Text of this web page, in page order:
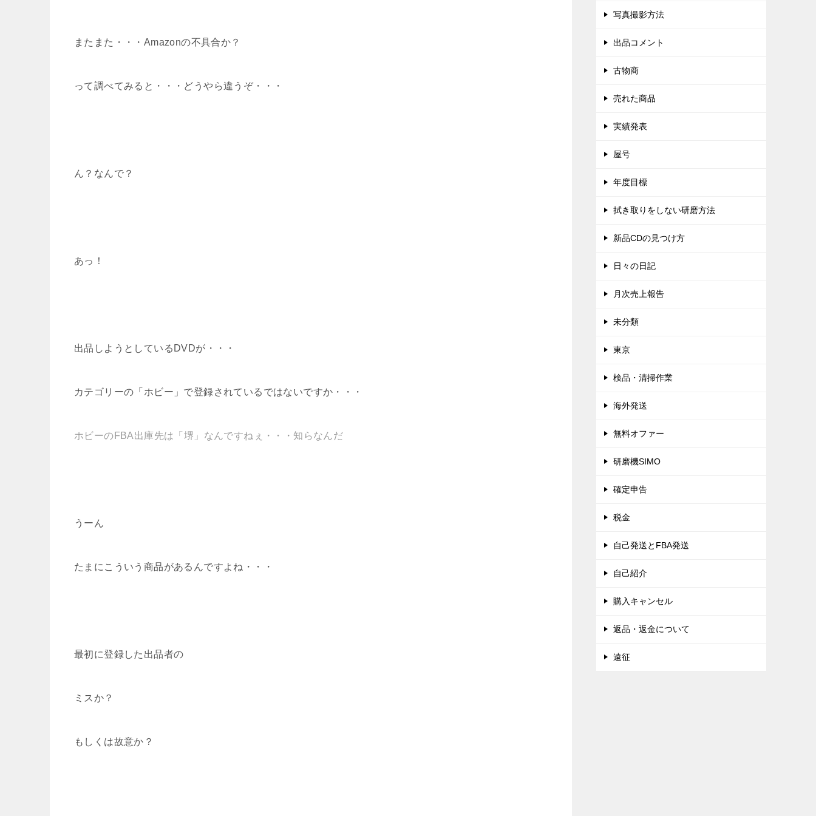
またまた・・・Amazonの不具合か？
って調べてみると・・・どうやら違うぞ・・・
ん？なんで？
あっ！
出品しようとしているDVDが・・・
カテゴリーの「ホビー」で登録されているではないですか・・・
ホビーのFBA出庫先は「堺」なんですねぇ・・・知らなんだ
うーん
たまにこういう商品があるんですよね・・・
最初に登録した出品者の
ミスか？
もしくは故意か？
写真撮影方法
出品コメント
古物商
売れた商品
実績発表
屋号
年度目標
拭き取りをしない研磨方法
新品CDの見つけ方
日々の日記
月次売上報告
未分類
東京
検品・清掃作業
海外発送
無料オファー
研磨機SIMO
確定申告
税金
自己発送とFBA発送
自己紹介
購入キャンセル
返品・返金について
遠征